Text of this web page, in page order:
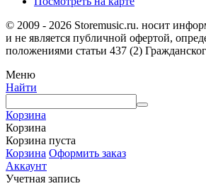
© 2009 - 2026 Storemusic.ru. носит
и не является публичной офертой,
положениями статьи 437 (2)
Меню
Найти
Корзина
Корзина
Корзина пуста
Корзина Оформить заказ
Аккаунт
Учетная запись